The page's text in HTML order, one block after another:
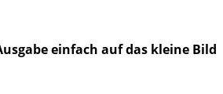
einfach auf das kleine Bild